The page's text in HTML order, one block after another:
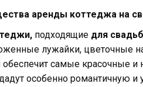
аренды коттеджа на
подходящие для
лужайки, цветочные
самые красочные и
особенно романтичную